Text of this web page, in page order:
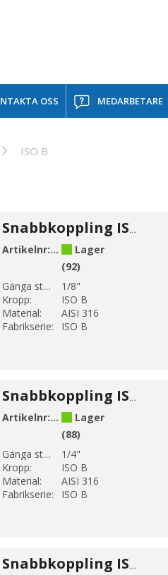
OSS MEDARBETARE
ISO B
Snabbkoppling ISO B m. inv 1/8"
Artikelnr:B111-1Lager
(92)
Gänga storlek 1:
1/8"
Kropp:
ISO B
Material:
AISI 316
Fabrikserie:
ISO B
Snabbkoppling ISO B m. inv 1/4"
Artikelnr:B111-2Lager
(88)
Gänga storlek 1:
1/4"
Kropp:
ISO B
Material:
AISI 316
Fabrikserie:
ISO B
Snabbkoppling ISO B m. inv 3/8"